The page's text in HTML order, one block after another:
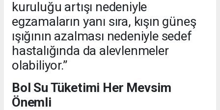
kuruluğu artışı nedeniyle
egzamaların yanı sıra, kışın güneş
ışığının azalması nedeniyle sedef
hastalığında da alevlenmeler
olabiliyor.”
Bol Su Tüketimi Her Mevsim
Önemli